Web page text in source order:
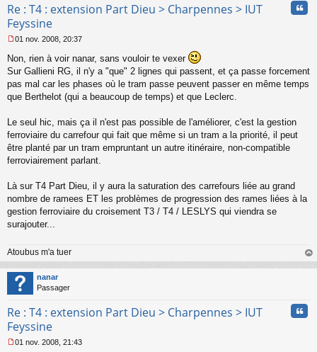
Re : T4 : extension Part Dieu > Charpennes > IUT
Feyssine
e
s
a
g
n
o
l
u
01 nov. 2008, 20:37
Non, rien à voir nanar, sans vouloir te vexer
Sur Gallieni RG, il n'y a "que" 2 lignes qui passent, et ça passe forcement
pas mal car les phases où le tram passe peuvent passer en même temps
que Berthelot (qui a beaucoup de temps) et que Leclerc.
Le seul hic, mais ça il n'est pas possible de l'améliorer, c'est la gestion
ferroviaire du carrefour qui fait que même si un tram a la priorité, il peut
être planté par un tram empruntant un autre itinéraire, non-compatible
ferroviairement parlant.
Là sur T4 Part Dieu, il y aura la saturation des carrefours liée au grand
nombre de ramees ET les problèmes de progression des rames liées à la
gestion ferroviaire du croisement T3 / T4 / LESLYS qui viendra se
surajouter...
Atoubus m'a tuer
au
nanar
Passager
Re : T4 : extension Part Dieu > Charpennes > IUT
Feyssine
01 nov. 2008, 21:43